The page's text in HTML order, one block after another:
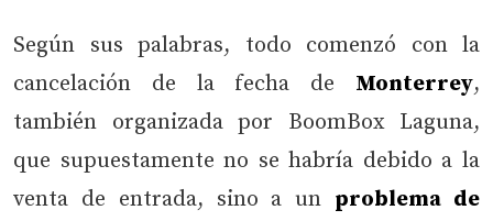
Según sus palabras, todo comenzó con la
cancelación de la fecha de Monterrey,
también organizada por BoomBox Laguna,
que supuestamente no se habría debido a la
venta de entrada, sino a un problema de